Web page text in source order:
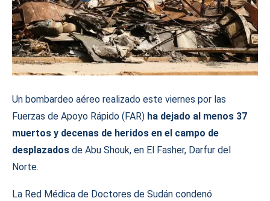
Un bombardeo aéreo realizado este viernes por las
Fuerzas de Apoyo Rápido (FAR) ha dejado al menos 37
muertos y decenas de heridos en el campo de
desplazados de Abu Shouk, en El Fasher, Darfur del
Norte.
La Red Médica de Doctores de Sudán condenó